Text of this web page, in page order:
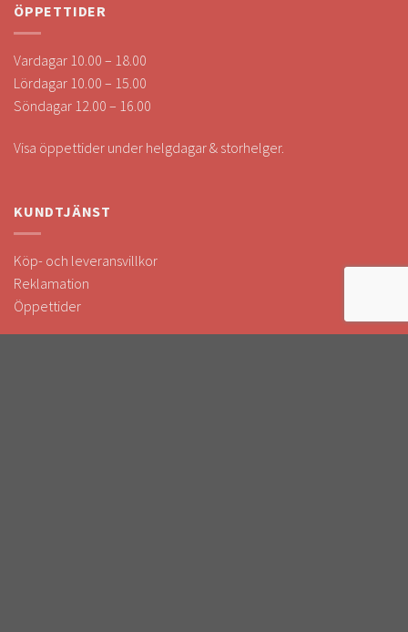
ÖPPETTIDER
Vardagar 10.00 – 18.00
Lördagar 10.00 – 15.00
Söndagar 12.00 – 16.00
Visa öppettider under helgdagar & storhelger.
KUNDTJÄNST
Köp- och leveransvillkor
Reklamation
Öppettider